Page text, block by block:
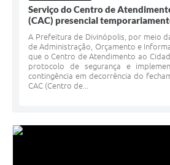
Serviço do Centro de
(CAC) presencial
A Prefeitura de Divinópolis, por meio
de Administração, Orçamento e
que o Centro de Atendimento ao
protocolo de segurança e
contingência em decorrência do
CAC (Centro de...